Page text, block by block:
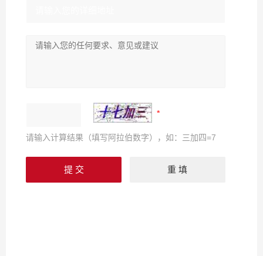
请输入计算结果（填写阿拉伯数字），如：三加四=7